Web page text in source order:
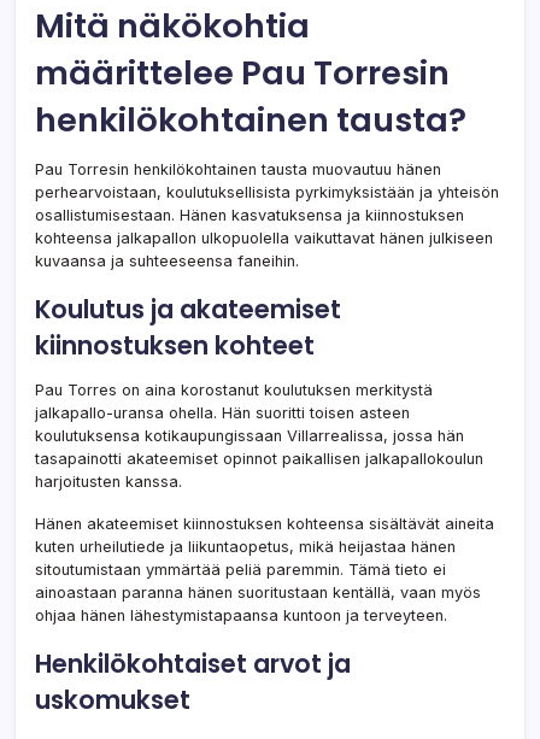
Mitä näkökohtia
määrittelee Pau Torresin
henkilökohtainen tausta?
Pau Torresin henkilökohtainen tausta muovautuu hänen
perhearvoistaan, koulutuksellisista pyrkimyksistään ja yhteisön
osallistumisestaan. Hänen kasvatuksensa ja kiinnostuksen
kohteensa jalkapallon ulkopuolella vaikuttavat hänen julkiseen
kuvaansa ja suhteeseensa faneihin.
Koulutus ja akateemiset
kiinnostuksen kohteet
Pau Torres on aina korostanut koulutuksen merkitystä
jalkapallo-uransa ohella. Hän suoritti toisen asteen
koulutuksensa kotikaupungissaan Villarrealissa, jossa hän
tasapainotti akateemiset opinnot paikallisen jalkapallokoulun
harjoitusten kanssa.
Hänen akateemiset kiinnostuksen kohteensa sisältävät aineita
kuten urheilutiede ja liikuntaopetus, mikä heijastaa hänen
sitoutumistaan ymmärtää peliä paremmin. Tämä tieto ei
ainoastaan paranna hänen suoritustaan kentällä, vaan myös
ohjaa hänen lähestymistapaansa kuntoon ja terveyteen.
Henkilökohtaiset arvot ja
uskomukset